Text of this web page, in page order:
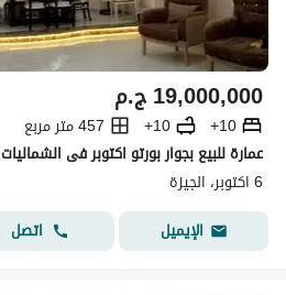
ج.م19,000,000
10+
10+
457 متر مربع
عمارة للبيع بجوار بورتو اكتوبر فى الشماليات 2000 قطعة عماره للبيع
6 اكتوبر، الجيزة
الإيميل
اتصل